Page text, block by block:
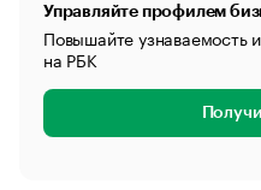
Управляйте профилем
Повышайте узнаваемость
на РБК